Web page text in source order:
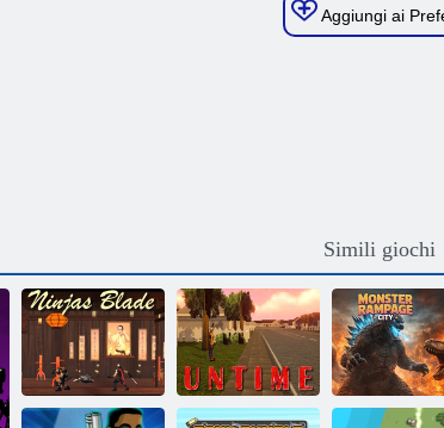
Aggiungi ai
Simili giochi